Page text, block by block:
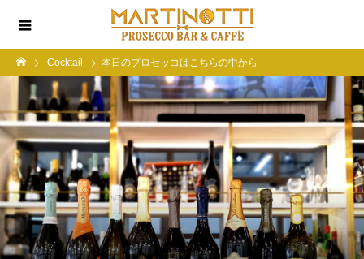
Cocktail 本日のプロセッコはこちらの中から